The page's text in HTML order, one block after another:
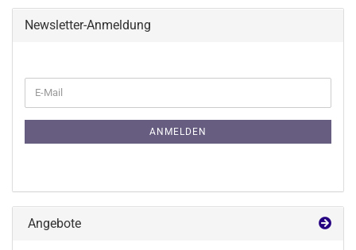
Newsletter-Anmeldung
ZUR
NEWSLETTER-
E-
Mail
ANMELDEN
Angebote